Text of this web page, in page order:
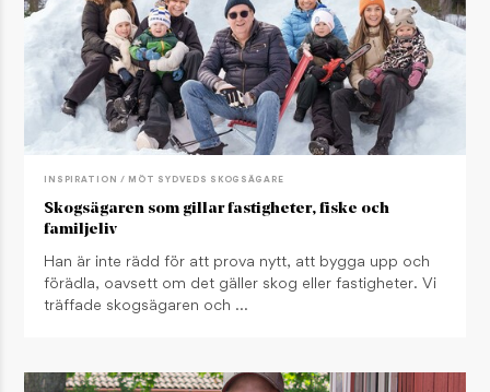
INSPIRATION / MÖT SYDVEDS SKOGSÄGARE
Skogsägaren som gillar fastigheter, fiske och
familjeliv
Han är inte rädd för att prova nytt, att bygga upp och
förädla, oavsett om det gäller skog eller fastigheter. Vi
träffade skogsägaren och …